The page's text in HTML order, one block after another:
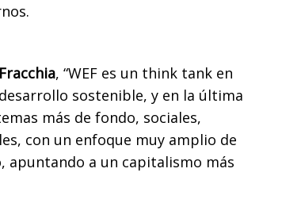
, “WEF es un think tank en
sostenible, y en la última
más de fondo, sociales,
con un enfoque muy amplio de
apuntando a un capitalismo más